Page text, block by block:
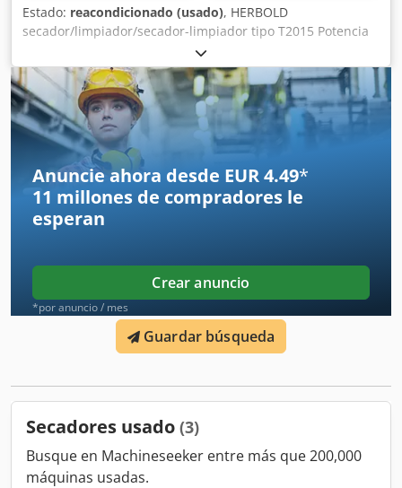
Estado: reacondicionado (usado), HERBOLD
secador/limpiador/secador-limpiador tipo T2015 Potencia
de accionamiento: 45-132 kW según el rendimiento y la
tarea requerida Cjdpfezmda Ssx Acljha Uso: Secado y
limpieza de plásticos duros, escamas de PET (máx. 4 t/h de
capacidad) y films (1,2-1,6 t/h) Rotor: 1200 mm de diámetro
x 2300 mm de largo Tamaño de tamiz estándar: 2,5 mm
orificio redondo Con accionamiento por correa trapezoidal
Anuncie ahora desde EUR 4.49*
11 millones de compradores le
esperan
Crear anuncio
*por anuncio / mes
Guardar búsqueda
Secadores usado (3)
Busque en Machineseeker entre más que 200,000
máquinas usadas.